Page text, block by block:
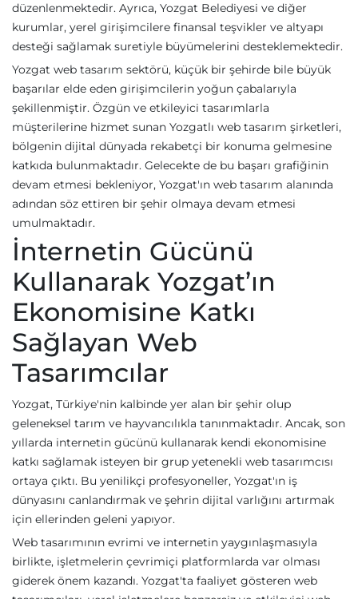
düzenlenmektedir. Ayrıca, Yozgat Belediyesi ve diğer
kurumlar, yerel girişimcilere finansal teşvikler ve altyapı
desteği sağlamak suretiyle büyümelerini desteklemektedir.
Yozgat web tasarım sektörü, küçük bir şehirde bile büyük
başarılar elde eden girişimcilerin yoğun çabalarıyla
şekillenmiştir. Özgün ve etkileyici tasarımlarla
müşterilerine hizmet sunan Yozgatlı web tasarım şirketleri,
bölgenin dijital dünyada rekabetçi bir konuma gelmesine
katkıda bulunmaktadır. Gelecekte de bu başarı grafiğinin
devam etmesi bekleniyor, Yozgat'ın web tasarım alanında
adından söz ettiren bir şehir olmaya devam etmesi
umulmaktadır.
İnternetin Gücünü
Kullanarak Yozgat’ın
Ekonomisine Katkı
Sağlayan Web
Tasarımcılar
Yozgat, Türkiye'nin kalbinde yer alan bir şehir olup
geleneksel tarım ve hayvancılıkla tanınmaktadır. Ancak, son
yıllarda internetin gücünü kullanarak kendi ekonomisine
katkı sağlamak isteyen bir grup yetenekli web tasarımcısı
ortaya çıktı. Bu yenilikçi profesyoneller, Yozgat'ın iş
dünyasını canlandırmak ve şehrin dijital varlığını artırmak
için ellerinden geleni yapıyor.
Web tasarımının evrimi ve internetin yaygınlaşmasıyla
birlikte, işletmelerin çevrimiçi platformlarda var olması
giderek önem kazandı. Yozgat'ta faaliyet gösteren web